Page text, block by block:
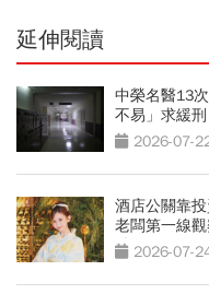
延伸閱讀
中榮名醫13
不易」求緩
2026-07-
酒店公關靠
老闆第一線
點」2026-07-